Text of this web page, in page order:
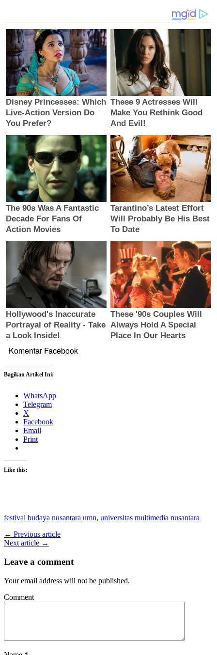
Komentar Facebook
Bagikan Artikel Ini:
WhatsApp
Telegram
X
Facebook
Email
Print
Like this:
festival budaya nusantara umn, universitas multimedia nusantara
← Previous article
Next article →
Leave a comment
Your email address will not be published.
Comment